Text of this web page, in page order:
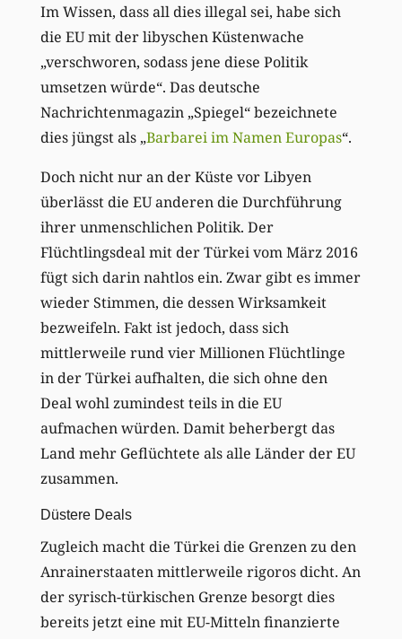
Im Wissen, dass all dies illegal sei, habe sich
die EU mit der libyschen Küstenwache
„verschworen, sodass jene diese Politik
umsetzen würde“. Das deutsche
Nachrichtenmagazin „Spiegel“ bezeichnete
dies jüngst als „Barbarei im Namen Europas“.
Doch nicht nur an der Küste vor Libyen
überlässt die EU anderen die Durchführung
ihrer unmenschlichen Politik. Der
Flüchtlingsdeal mit der Türkei vom März 2016
fügt sich darin nahtlos ein. Zwar gibt es immer
wieder Stimmen, die dessen Wirksamkeit
bezweifeln. Fakt ist jedoch, dass sich
mittlerweile rund vier Millionen Flüchtlinge
in der Türkei aufhalten, die sich ohne den
Deal wohl zumindest teils in die EU
aufmachen würden. Damit beherbergt das
Land mehr Geflüchtete als alle Länder der EU
zusammen.
Düstere Deals
Zugleich macht die Türkei die Grenzen zu den
Anrainerstaaten mittlerweile rigoros dicht. An
der syrisch-türkischen Grenze besorgt dies
bereits jetzt eine mit EU-Mitteln finanzierte